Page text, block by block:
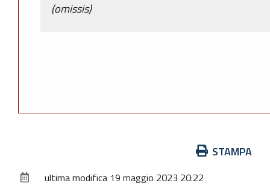
(omissis)
documento
STAMPA
ultima modifica 19 maggio 2023 20:22